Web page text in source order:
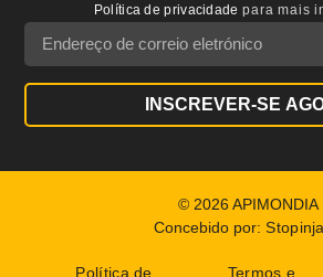
Política de privacidade para mais
INSCREVER-SE
© 2026 APIMONDIA
Concebido por:
Política de Termos e